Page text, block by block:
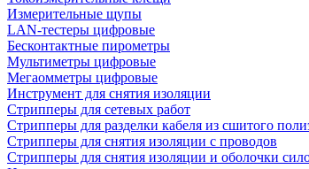
Измерительные щупы
LAN-тестеры цифровые
Бесконтактные пирометры
Мультиметры цифровые
Мегаомметры цифровые
Инструмент для снятия изоляции
Стрипперы для сетевых работ
Стрипперы для разделки кабеля из сшитого
Cтрипперы для снятия изоляции с проводов
Стрипперы для снятия изоляции и оболочки